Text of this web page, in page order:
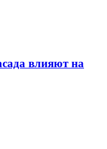
влияют на